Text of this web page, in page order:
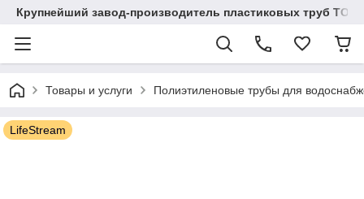
Крупнейший завод-производитель пластиковых труб ТОО
Товары и услуги Полиэтиленовые трубы для
LifeStream